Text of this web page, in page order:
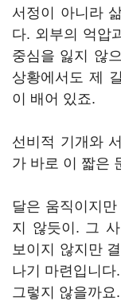
서정이 아니라
다. 외부의 억압
중심을 잃지 않
상황에서도 제
이 배어 있죠.
선비적 기개와
가 바로 이 짧은
달은 움직이지
지 않듯이. 그
보이지 않지만
나기 마련입니
그렇지 않을까요.